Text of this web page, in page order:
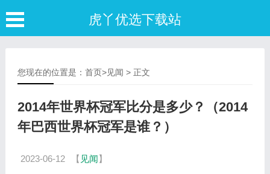
虎丫优选下载站
您现在的位置是： 首页>见闻 > 正文
2014年世界杯冠军比分是多少？（2014
年巴西世界杯冠军是谁？）
2023-06-12 【 见闻】